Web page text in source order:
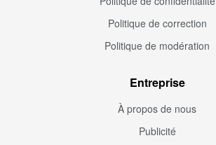
Politique de correction
Politique de modération
Entreprise
À propos de nous
Publicité